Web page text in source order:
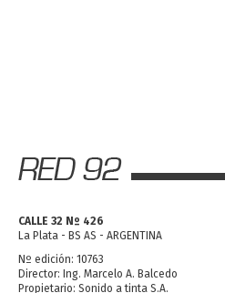
CALLE 32 Nº 426
La Plata - BS AS - ARGENTINA
Nº edición: 10763
Director: Ing. Marcelo A. Balcedo
Propietario: Sonido a tinta S.A.